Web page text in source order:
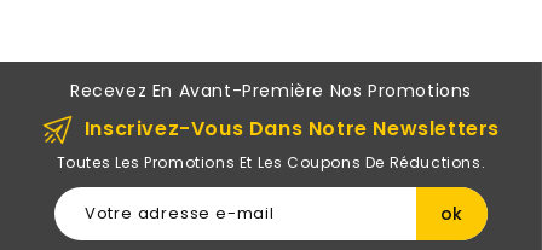
Recevez En Avant-Première Nos Promotions
Inscrivez-Vous Dans Notre Newsletters
Toutes Les Promotions Et Les Coupons De Réductions.